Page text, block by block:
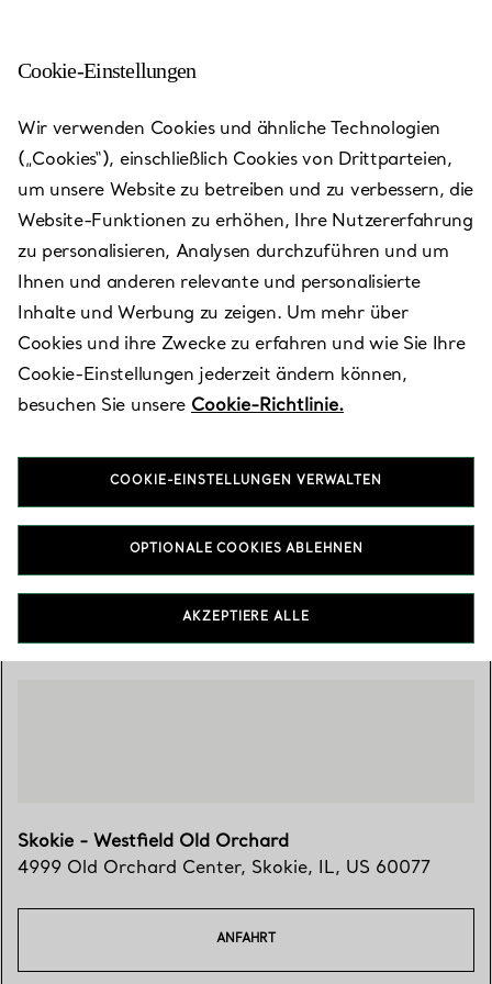
Skokie - Westfield Old
Orchard
Heute bis 19:00 geöffnet
Verfügbare Leistungen
4999 Old Orchard Center ,Skokie, IL,US 60077
(847) 763-8775
Besuchen Sie uns
Skokie - Westfield Old Orchard
4999 Old Orchard Center, Skokie, IL, US 60077
ANFAHRT
Cookie-Einstellungen
Wir verwenden Cookies und ähnliche Technologien
(„Cookies“), einschließlich Cookies von Drittparteien,
um unsere Website zu betreiben und zu verbessern, die
Website-Funktionen zu erhöhen, Ihre Nutzererfahrung
zu personalisieren, Analysen durchzuführen und um
Ihnen und anderen relevante und personalisierte
Inhalte und Werbung zu zeigen. Um mehr über
Cookies und ihre Zwecke zu erfahren und wie Sie Ihre
Cookie-Einstellungen jederzeit ändern können,
besuchen Sie unsere Cookie-Richtlinie.
COOKIE-EINSTELLUNGEN VERWALTEN
OPTIONALE COOKIES ABLEHNEN
AKZEPTIERE ALLE